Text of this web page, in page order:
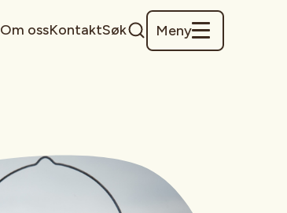
Om ossKontaktSøk Meny